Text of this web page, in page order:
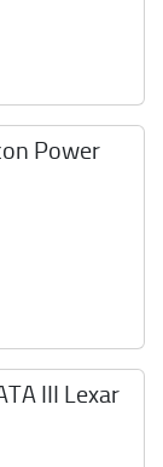
Power
III Lexar